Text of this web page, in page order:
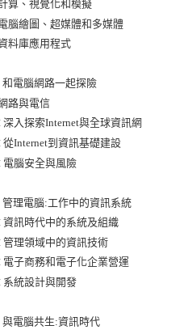
算、視覺化和模擬
腦繪圖、超媒體和多媒體
料庫應用程式
和電腦網路一起探險
路與電信
深入探索Internet與全球資訊網
從Internet到資訊基礎建設
電腦安全與風險
管理電腦:工作中的資訊系統
資訊時代中的系統及組織
管理領域中的資訊技術
電子商務和電子化企業營運
系統設計與開發
與電腦共生:資訊時代